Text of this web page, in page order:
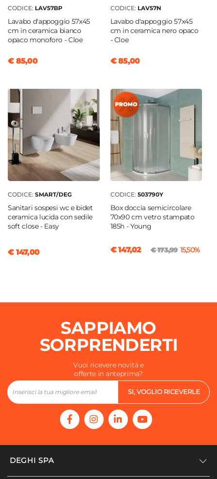
G3/8"
Finitura
Cromata
Lunghezza Canna
Ottone
Scarico
Per scarico a salterello
Installazione
Monoforo
Flessibili Di Collegamento
Inclusi
Inclusa
Portata L/min
17,3 L/min
Ceramica
CODICE: LAV57BP
Lavabo d'appoggio 57x45
cm in ceramica bianco
opaco monoforo - Cloe
€ 85,00
CODICE: LAV57N
Lavabo d'appoggio 57x45
cm in ceramica nero opaco
- Cloe
€ 85,00
CODICE: SMART/DEG
Sanitari sospesi wc e bidet
ceramica lucida con sedile
soft close - Easy
€ 147,00
CODICE: 503790Y
Box doccia semicircolare
70x90 cm vetro stampato
185h - Young
€ 147,02 € 173,99 15,50%
SAPPIAMO
SORPRENDERTI
Vuoi ricevere novità e
offerte in anteprima?
SI, VOGLIO RICEVERLE
DEGHI SPA